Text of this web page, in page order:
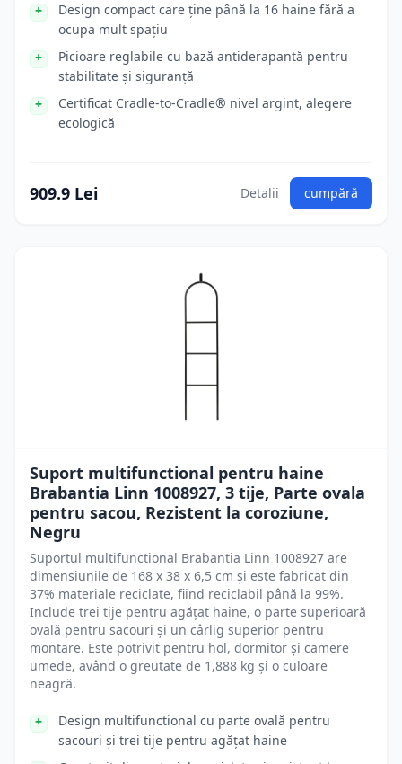
Design compact care ține până la 16 haine fără a
ocupa mult spațiu
Picioare reglabile cu bază antiderapantă pentru
stabilitate și siguranță
Certificat Cradle-to-Cradle® nivel argint, alegere
ecologică
909.9 Lei Detalii cumpără
Suport multifunctional pentru haine
Brabantia Linn 1008927, 3 tije, Parte ovala
pentru sacou, Rezistent la coroziune,
Negru
Suportul multifunctional Brabantia Linn 1008927 are
dimensiunile de 168 x 38 x 6,5 cm și este fabricat din
37% materiale reciclate, fiind reciclabil până la 99%.
Include trei tije pentru agățat haine, o parte superioară
ovală pentru sacouri și un cârlig superior pentru
montare. Este potrivit pentru hol, dormitor și camere
umede, având o greutate de 1,888 kg și o culoare
neagră.
Design multifunctional cu parte ovală pentru
sacouri și trei tije pentru agățat haine